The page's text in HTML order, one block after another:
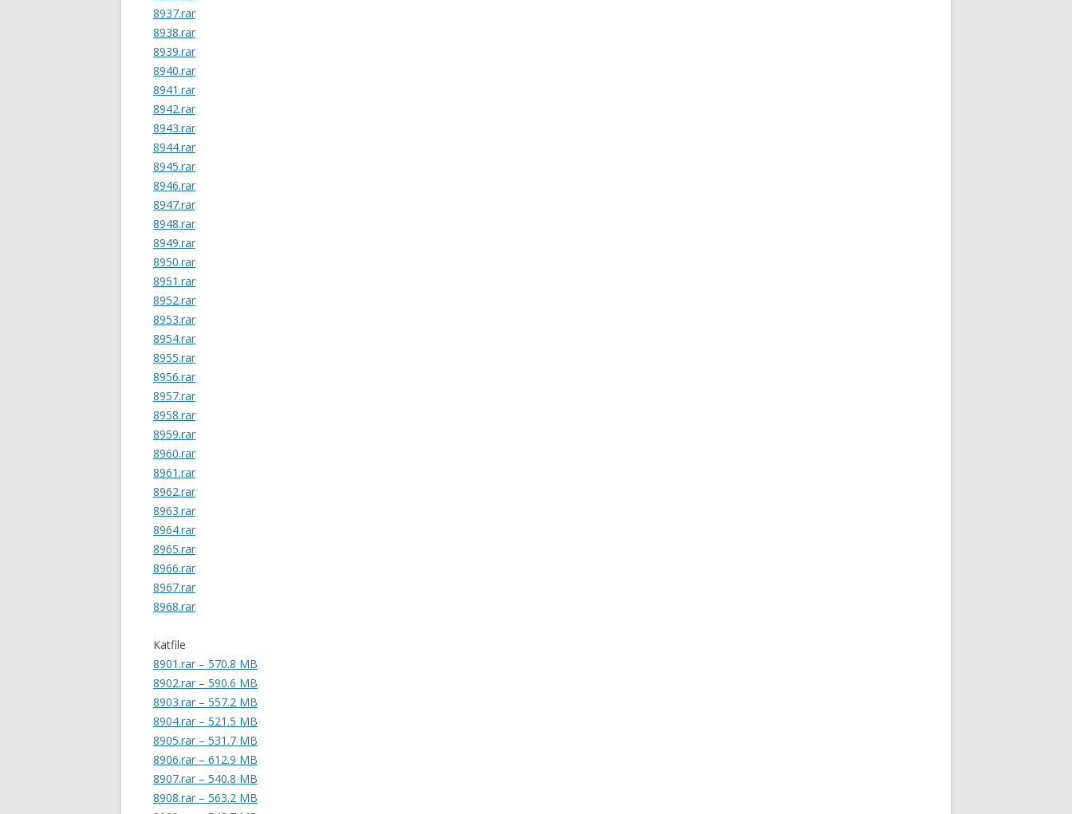
8937.rar
8938.rar
8939.rar
8940.rar
8941.rar
8942.rar
8943.rar
8944.rar
8945.rar
8946.rar
8947.rar
8948.rar
8949.rar
8950.rar
8951.rar
8952.rar
8953.rar
8954.rar
8955.rar
8956.rar
8957.rar
8958.rar
8959.rar
8960.rar
8961.rar
8962.rar
8963.rar
8964.rar
8965.rar
8966.rar
8967.rar
8968.rar
Katfile
8901.rar – 570.8 MB
8902.rar – 590.6 MB
8903.rar – 557.2 MB
8904.rar – 521.5 MB
8905.rar – 531.7 MB
8906.rar – 612.9 MB
8907.rar – 540.8 MB
8908.rar – 563.2 MB